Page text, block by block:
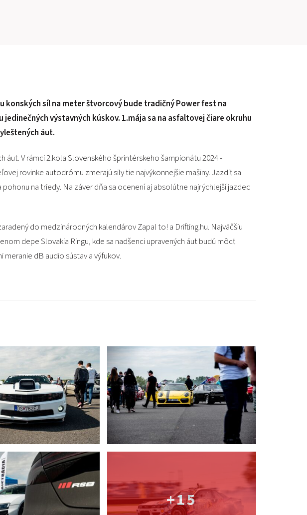
KALENDÁR
SK
EN
PODUJATIA 2026
KONTAKTY
síl na meter štvorcový bude tradičný Power fest na
výstavných kúskov. 1.mája sa na asfaltovej čiare okruhu
áut.
V rámci 2.kola Slovenského šprintérskeho šampionátu 2024 -
rovinke autodrómu zmerajú sily tie najvýkonnejšie mašiny. Jazdiť sa
na triedy. Na záver dňa sa ocenení aj absolútne najrýchlejší jazdec
do medzinárodných kalendárov Zapal to! a Drifting.hu. Najväčšiu
depe Slovakia Ringu, kde sa nadšenci upravených áut budú môcť
dB audio sústav a výfukov.
+15